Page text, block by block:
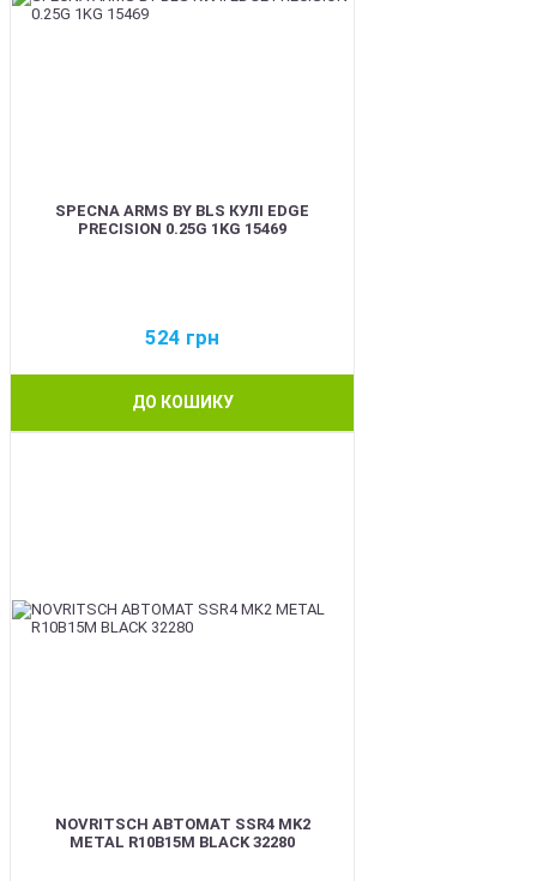
SPECNA ARMS BY BLS КУЛІ EDGE
PRECISION 0.25G 1KG 15469
524 грн
ДО КОШИКУ
NOVRITSCH АВТОМАТ SSR4 MK2
METAL R10B15M BLACK 32280